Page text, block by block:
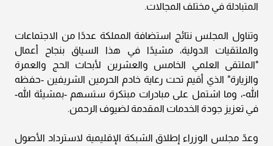
المتبادلة في مختلف المجالات.
وتناول المجلس نتائج استضافة المملكة عددًا من الاجتماعات
والملتقيات الدولية، مشيدًا في هذا السياق بنجاح أعمال
"الملتقى العلمي الخامس والعشرين لأبحاث الحج والعمرة
والزيارة" الذي أقيم تحت رعاية خادم الحرمين الشريفين -حفظه
الله-، وما اشتمل على مبادرات مبتكرة ستسهم -بمشيئة الله-
في تعزيز جودة الخدمات المقدمة لضيوف الرحمن.
وعدّ مجلس الوزراء إطلاق الشبكة الإقليمية لاسترداد الأصول